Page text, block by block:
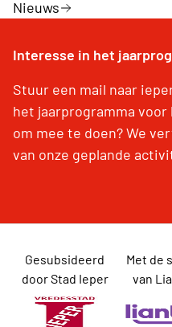
Nieuws
Interesse in het
Stuur een mail naar
het jaarprogramma
om mee te doen? We
van onze geplande
Gesubsideerd
door Stad Ieper
Met de
van